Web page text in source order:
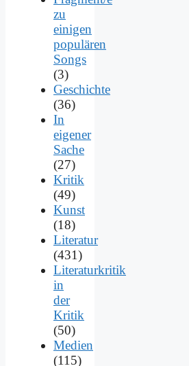
zu
einigen
populären
Songs
(3)
Geschichte
(36)
In
eigener
Sache
(27)
Kritik
(49)
Kunst
(18)
Literatur
(431)
Literaturkritik
in
der
Kritik
(50)
Medien
(115)